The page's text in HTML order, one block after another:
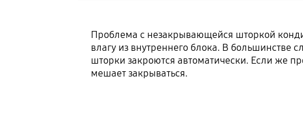
Проблема с незакрывающейся шторкой
влагу из внутреннего блока. В большинстве
шторки закроются автоматически. Если же
мешает закрываться.